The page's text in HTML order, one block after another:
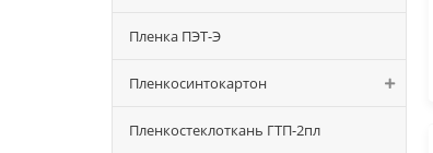
Пленка ПЭТ-Э
Пленкосинтокартон
Пленкостеклоткань ГТП-2пл